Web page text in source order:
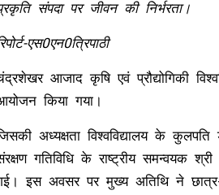
संपदा पर जीवन की निर्भरता।
एस0एन0त्रिपाठी
आजाद कृषि एवं प्रौद्योगिकी
किया गया।
अध्यक्षता विश्वविद्यालय के
गतिविधि के राष्ट्रीय समन्वयक
इस अवसर पर मुख्य अतिथि ने छात्र-